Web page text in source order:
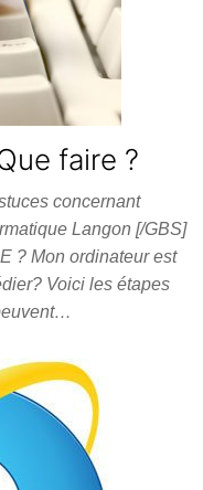
faire ?
concernant
Langon [/GBS]
? Mon ordinateur est
Voici les étapes